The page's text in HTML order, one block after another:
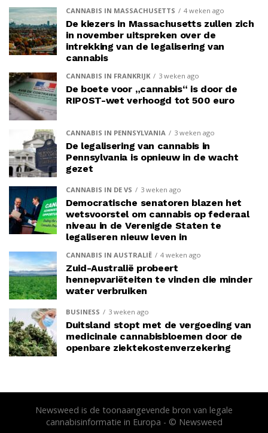
CANNABIS IN MASSACHUSETTS 4 weken ago
De kiezers in Massachusetts zullen zich
in november uitspreken over de
intrekking van de legalisering van
cannabis
CANNABIS IN FRANKRIJK 3 weken ago
De boete voor „cannabis“ is door de
RIPOST-wet verhoogd tot 500 euro
CANNABIS IN PENNSYLVANIA 3 weken ago
De legalisering van cannabis in
Pennsylvania is opnieuw in de wacht
gezet
CANNABIS IN DE VS 3 weken ago
Democratische senatoren blazen het
wetsvoorstel om cannabis op federaal
niveau in de Verenigde Staten te
legaliseren nieuw leven in
CANNABIS IN AUSTRALIË 4 weken ago
Zuid-Australië probeert
hennepvariëteiten te vinden die minder
water verbruiken
BUSINESS 3 weken ago
Duitsland stopt met de vergoeding van
medicinale cannabisbloemen door de
openbare ziektekostenverzekering
Newsweed is de toonaangevende bron van legale
cannabisinformatie in Europa - © Newsweed